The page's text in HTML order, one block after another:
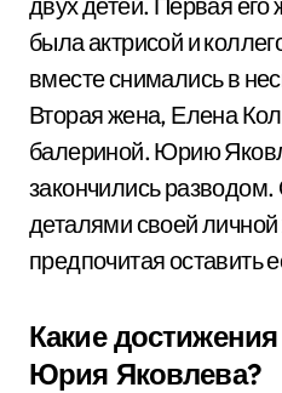
была актрисой и
вместе снимались в
Вторая жена, Елена
балериной. Юрию
закончились
деталями своей
предпочитая оставить
Какие достижения
Юрия Яковлева?